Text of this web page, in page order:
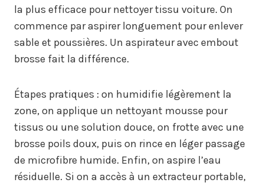
la plus efficace pour nettoyer tissu voiture. On
commence par aspirer longuement pour enlever
sable et poussières. Un aspirateur avec embout
brosse fait la différence.
Étapes pratiques : on humidifie légèrement la
zone, on applique un nettoyant mousse pour
tissus ou une solution douce, on frotte avec une
brosse poils doux, puis on rince en léger passage
de microfibre humide. Enfin, on aspire l’eau
résiduelle. Si on a accès à un extracteur portable,